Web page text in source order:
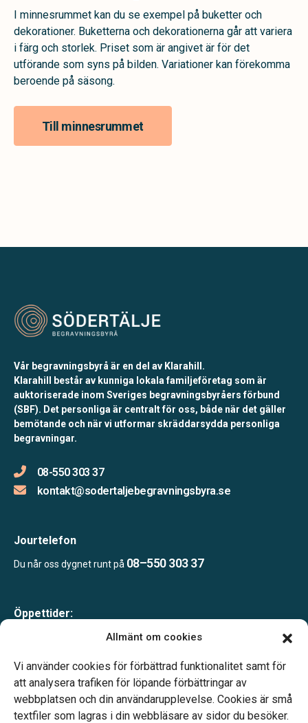
Allmänt om cookies
Vi använder cookies för förbättrad funktionalitet samt för
att analysera trafiken för löpande förbättringar av
webbplatsen och din användarupplevelse. Cookies är små
textfiler som lagras i din webbläsare av sidor du besöker.
I minnesrummet kan du se exempel på buketter och
dekorationer. Buketterna och dekorationerna går att variera
i färg och storlek. Priset som är angivet är för det
utförande som syns på bilden. Variationer kan förekomma
beroende på säsong.
Till minnesrummet
Vår begravningsbyrå är en del av Klarahill.
Klarahill består av kunniga lokala familjeföretag som är
auktoriserade inom Sveriges begravningsbyråers förbund
(SBF). Det personliga är centralt för oss, både när det gäller
bemötande och när vi utformar skräddarsydda personliga
begravningar.
08-550 303 37
kontakt@sodertaljebegravningsbyra.se
Jourtelefon
Du når oss dygnet runt på 08–550 303 37
Öppettider:
Lunchstängt 12.00–13.00
Telefonjour dygnet runt